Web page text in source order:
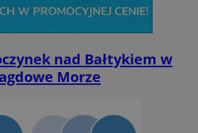
nad Bałtykiem w
Morze